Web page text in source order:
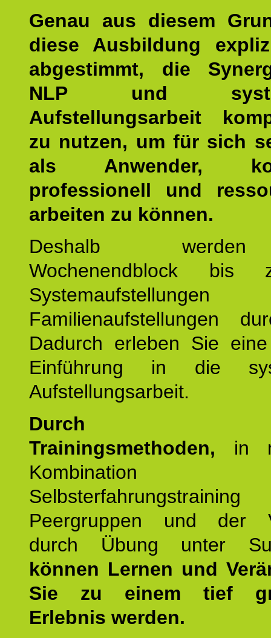
Genau aus diesem
diese Ausbildung
abgestimmt, die
NLP und
Aufstellungsarbeit
zu nutzen, um für sich
als Anwender,
professionell und
arbeiten zu können.
Deshalb
Wochenendblock bis
Familienaufstellungen
Dadurch erleben Sie
Einführung in die
Aufstellungsarbeit.
Durch
Trainingsmethoden, in
Peergruppen und der
durch Übung unter
können Lernen und
Sie zu einem tief
Erlebnis werden.